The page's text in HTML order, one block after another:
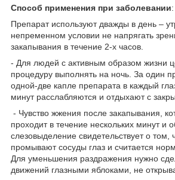
Способ применения при заболевании:
Препарат используют дважды в день –
непременном условии не напрягать
закапывания в течение 2-х часов.
- Для людей с активным образом жизни
процедуру выполнять на ночь. За один
одной-две капле препарата в каждый
минут расслабляются и отдыхают с
- Чувство жжения после закапывания,
проходит в течение нескольких минут и
слезовыделение свидетельствует о том,
промывают сосуды глаз и считается
Для уменьшения раздражения нужно
движений глазными яблоками, не